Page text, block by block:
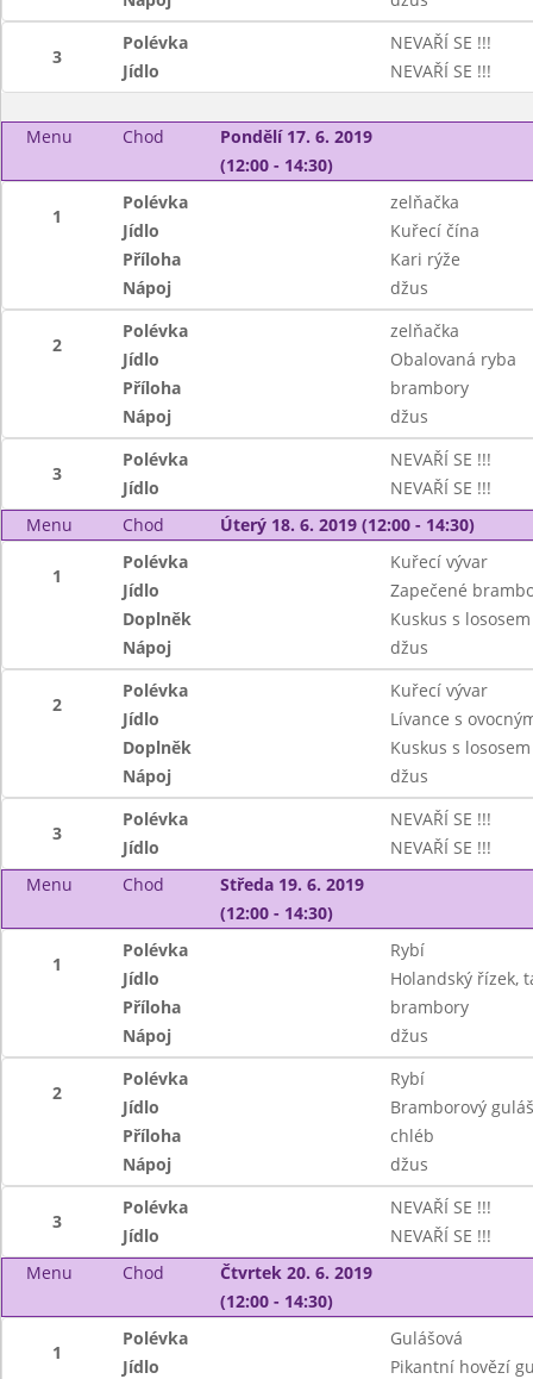
3
Polévka
NEVAŘÍ SE !!!
Jídlo
NEVAŘÍ SE !!!
Menu Chod
Pondělí 17. 6. 2019
(12:00 - 14:30)
1
Polévka
zelňačka
Jídlo
Kuřecí čína
Příloha
Kari rýže
Nápoj
džus
2
Polévka
zelňačka
Jídlo
Obalovaná ryba
Příloha
brambory
Nápoj
džus
3
Polévka
NEVAŘÍ SE !!!
Jídlo
NEVAŘÍ SE !!!
Menu
Chod Úterý 18. 6. 2019 (12:00 - 14:30)
1
Polévka
Kuřecí vývar
Jídlo
Zapečené
Doplněk
Kuskus s lososem
Nápoj
džus
2
Polévka
Kuřecí vývar
Jídlo
Lívance s
Doplněk
Kuskus s lososem
Nápoj
džus
3
Polévka
NEVAŘÍ SE !!!
Jídlo
NEVAŘÍ SE !!!
Menu
Chod
Středa 19. 6. 2019
(12:00 - 14:30)
1
Polévka
Rybí
Jídlo
Holandský řízek,
Příloha
brambory
Nápoj
džus
2
Polévka
Rybí
Jídlo
Bramborový guláš
Příloha
chléb
Nápoj
džus
3
Polévka
NEVAŘÍ SE !!!
Jídlo
NEVAŘÍ SE !!!
Menu
Chod
Čtvrtek 20. 6. 2019
(12:00 - 14:30)
1
Polévka
Gulášová
Jídlo
Pikantní hovězí